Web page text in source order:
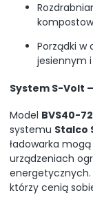
Porządki w
jesiennym
System S-Volt
Model BVS40-
systemu Stalco
ładowarka
urządzeniach
energetycznych.
którzy cenią